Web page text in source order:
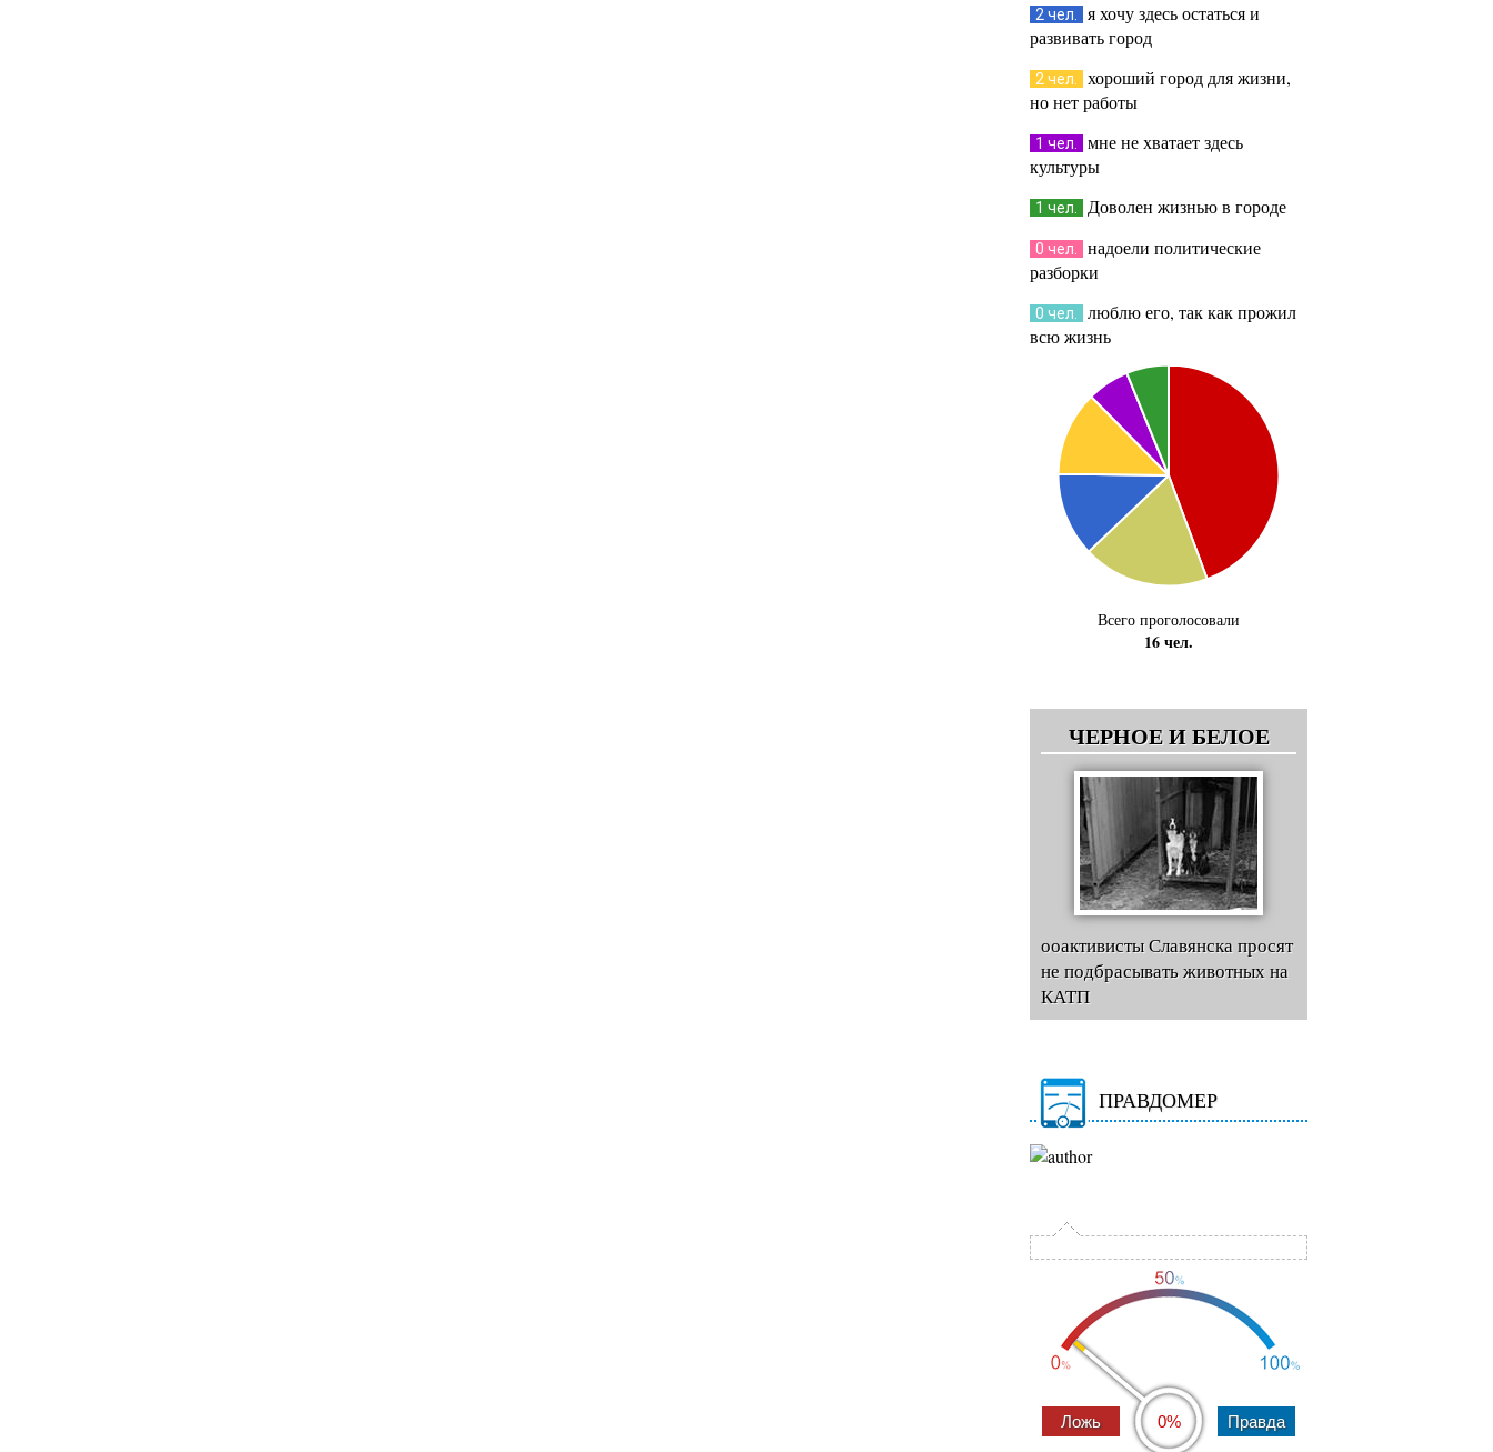
2 чел.
я хочу здесь остаться и
развивать город
2 чел.
хороший город для жизни,
но нет работы
1 чел.
мне не хватает здесь
культуры
1 чел. Доволен жизнью в городе
0 чел.
надоели политические
разборки
0 чел.
люблю его, так как прожил
всю жизнь
Всего проголосовали
16 чел.
ЧЕРНОЕ И БЕЛОЕ
ооактивисты Славянска просят
не подбрасывать животных на
КАТП
ПРАВДОМЕР
0%